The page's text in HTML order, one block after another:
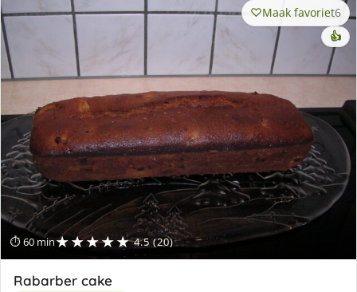
⏱ 60 min★★★★★ 4.5 (20)
Maak favoriet6
👍
Rabarber cake